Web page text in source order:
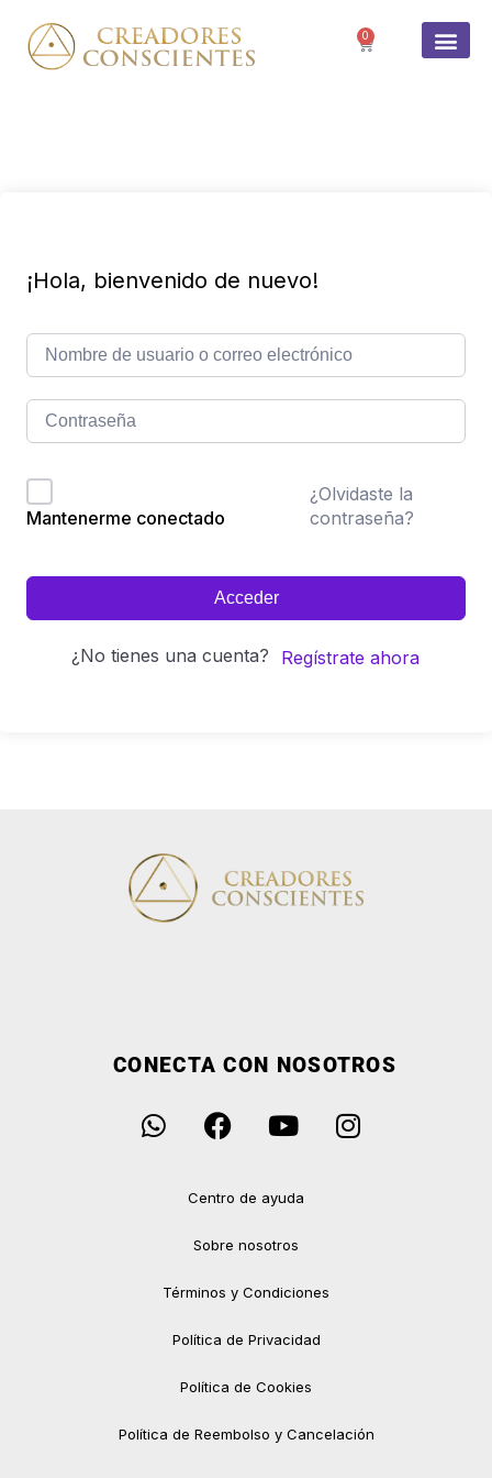
0
¡Hola, bienvenido de nuevo!
Mantenerme conectado
¿Olvidaste la
contraseña?
Acceder
¿No tienes una cuenta? Regístrate ahora
CONECTA CON NOSOTROS
Centro de ayuda
Sobre nosotros
Términos y Condiciones
Política de Privacidad
Política de Cookies
Política de Reembolso y Cancelación